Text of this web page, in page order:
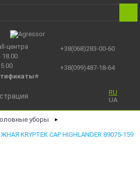
центра
18.00
⭐
+38(068)283-00-60
+38(099)487-18-64
RU
UA
уборы ►
KRYPTEK CAP HIGHLANDER 89075-159